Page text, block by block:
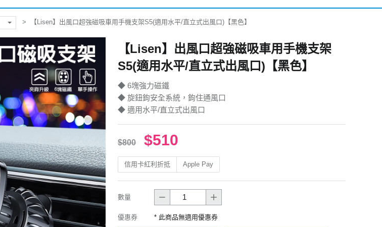
【Lisen】出風口超強磁吸車用手機支架S5(適用水平/直立式出風口)【黑色】
【Lisen】出風口超強磁吸車用手機支架
S5(適用水平/直立式出風口)【黑色】
◆ 6塊強力磁鐵
◆ 旋鈕鉤安全系統，鉤住通風口
◆ 適用水平/直立式出風口
$800 $510
信用卡紅利折抵 Apple Pay
數量
優惠券 * 此商品無適用優惠券